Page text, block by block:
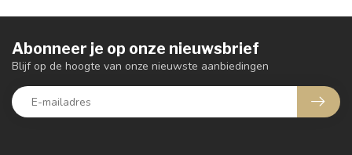
Abonneer je op onze nieuwsbrief
Blijf op de hoogte van onze nieuwste aanbiedingen